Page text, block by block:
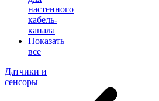
настенного
кабель-
канала
Показать
все
Датчики и
сенсоры